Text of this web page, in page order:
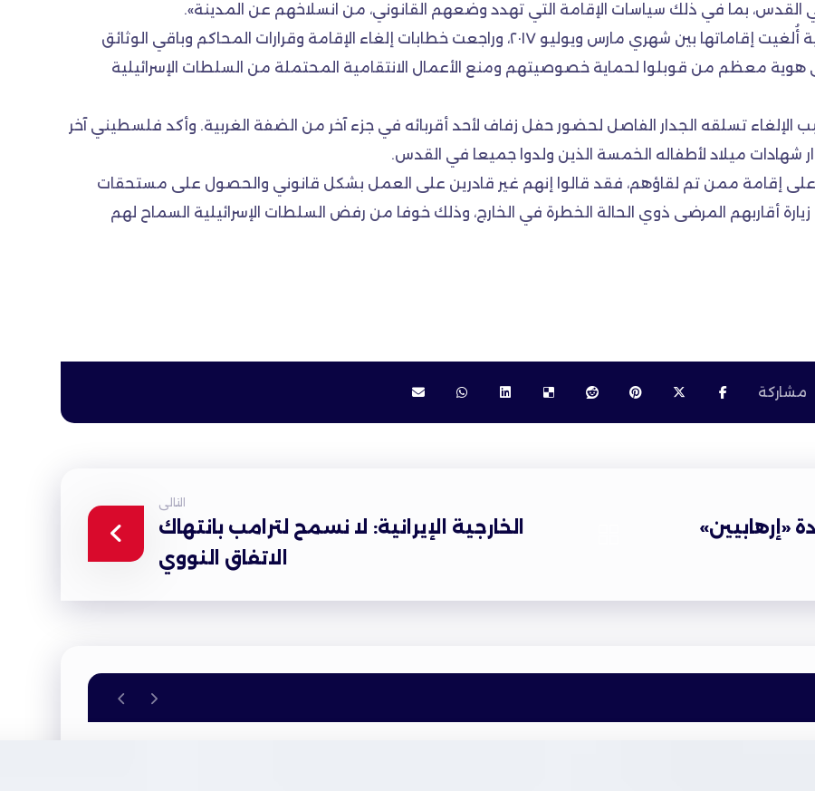
القدس، بما في ذلك سياسات الإقامة التي تهدد وضعهم القانوني، من انسلاخهم عن المدينة».
كما قابلت «هيومن رايتس ووتش» ٨ عائلات مقدسية أُلغيت إقاماتها بين شهري مارس ويوليو ٢٠١٧، وراجعت خطابات إلغاء الإقامة وقرارات المحاكم وباقي الوثائق
هوية معظم من قوبلوا لحماية خصوصيتهم ومنع الأعمال الانتقامية المحتملة من السلطات الإسرائيلية
تسلقه الجدار الفاصل لحضور حفل زفاف لأحد أقربائه في جزء آخر من الضفة الغربية. وأكد فلسطيني آخر
شهادات ميلاد لأطفاله الخمسة الذين ولدوا جميعا في القدس.
على إقامة ممن تم لقاؤهم، فقد قالوا إنهم غير قادرين على العمل بشكل قانوني والحصول على مستحقات
زيارة أقاربهم المرضى ذوي الحالة الخطرة في الخارج، وذلك خوفا من رفض السلطات الإسرائيلية السماح لهم
«إرهابيين»
التالى
الخارجية الإيرانية: لا نسمح لترامب بانتهاك
الاتفاق النووي